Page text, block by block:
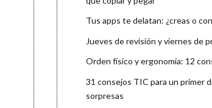
Tus apps te delatan: ¿creas o
Jueves de revisión y viernes de
Orden físico y ergonomía: 12
31 consejos TIC para un primer
sorpresas